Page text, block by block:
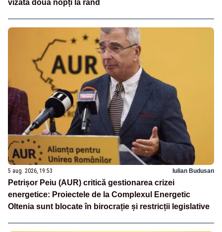
vizată două nopți la rând
5 aug. 2026, 19:53 Iulian Budusan
Petrișor Peiu (AUR) critică gestionarea crizei
energetice: Proiectele de la Complexul Energetic
Oltenia sunt blocate în birocrație și restricții legislative